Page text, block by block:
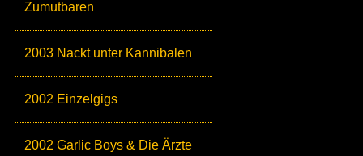
Zumutbaren
2003 Nackt unter Kannibalen
2002 Einzelgigs
2002 Garlic Boys & Die Ärzte